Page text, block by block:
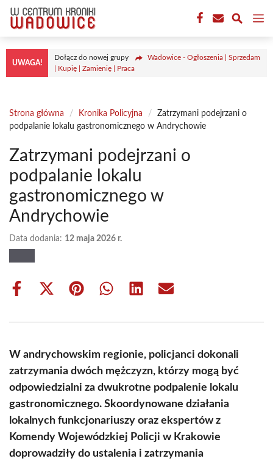
Przejdź
treści
UWAGA!
Dołącz do nowej grupy
Wadowice - Ogłoszenia | Sprzedam
| Kupię | Zamienię | Praca
Strona główna / Kronika Policyjna /
Zatrzymani podejrzani o
podpalanie lokalu gastronomicznego w Andrychowie
Zatrzymani podejrzani o
podpalanie lokalu
gastronomicznego w
Andrychowie
Data dodania: 12 maja 2026 r.
Share
Share
(Twitter)
Share Share Share Share
W andrychowskim regionie, policjanci dokonali
zatrzymania dwóch mężczyzn, którzy mogą być
odpowiedzialni za dwukrotne podpalenie lokalu
gastronomicznego. Skoordynowane działania
lokalnych funkcjonariuszy oraz ekspertów z
Komendy Wojewódzkiej Policji w Krakowie
doprowadziły do ustalenia i zatrzymania